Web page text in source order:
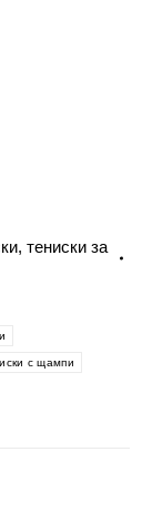
, тениски за
с щампи